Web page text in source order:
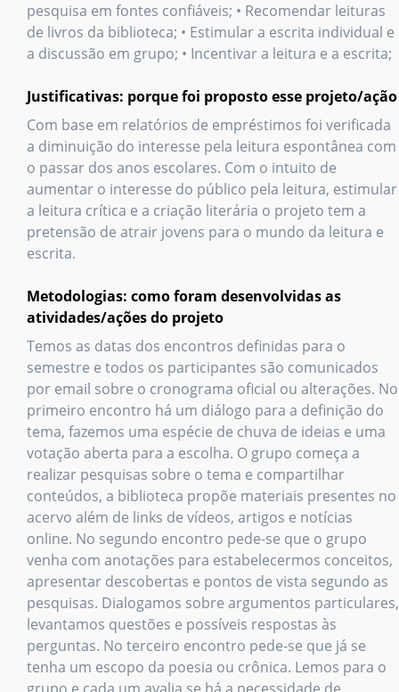
pesquisa em fontes confiáveis; • Recomendar leituras
de livros da biblioteca; • Estimular a escrita individual e
a discussão em grupo; • Incentivar a leitura e a escrita;
Justificativas: porque foi proposto esse projeto/ação
Com base em relatórios de empréstimos foi verificada
a diminuição do interesse pela leitura espontânea com
o passar dos anos escolares. Com o intuito de
aumentar o interesse do público pela leitura, estimular
a leitura crítica e a criação literária o projeto tem a
pretensão de atrair jovens para o mundo da leitura e
escrita.
Metodologias: como foram desenvolvidas as
atividades/ações do projeto
Temos as datas dos encontros definidas para o
semestre e todos os participantes são comunicados
por email sobre o cronograma oficial ou alterações. No
primeiro encontro há um diálogo para a definição do
tema, fazemos uma espécie de chuva de ideias e uma
votação aberta para a escolha. O grupo começa a
realizar pesquisas sobre o tema e compartilhar
conteúdos, a biblioteca propõe materiais presentes no
acervo além de links de vídeos, artigos e notícias
online. No segundo encontro pede-se que o grupo
venha com anotações para estabelecermos conceitos,
apresentar descobertas e pontos de vista segundo as
pesquisas. Dialogamos sobre argumentos particulares,
levantamos questões e possíveis respostas às
perguntas. No terceiro encontro pede-se que já se
tenha um escopo da poesia ou crônica. Lemos para o